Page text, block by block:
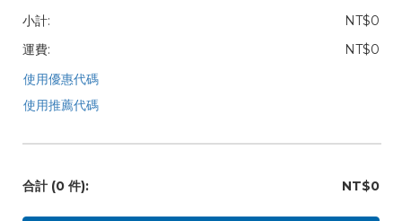
小計:
NT$0
運費:
NT$0
使用優惠代碼
使用推薦代碼
合計 (0 件): NT$0